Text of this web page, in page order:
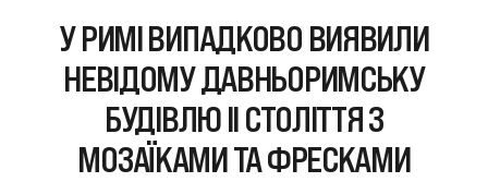
У РИМІ ВИПАДКОВО ВИЯВИЛИ
НЕВІДОМУ ДАВНЬОРИМСЬКУ
БУДІВЛЮ II СТОЛІТТЯ З
МОЗАЇКАМИ ТА ФРЕСКАМИ